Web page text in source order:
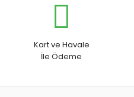
Kart ve Havale
İle Ödeme